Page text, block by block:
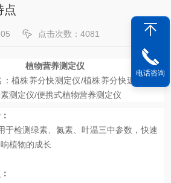
点
点击次数：4081
植物营养测定仪
：植株养分快测定仪/植株养分快速测仪
测定仪/便携式植物营养测定仪
于检测绿素、氮素、叶温三中参数，快速
植物的成长
电话咨询